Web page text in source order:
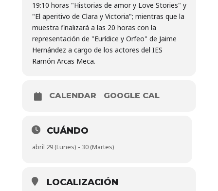
19:10 horas "Historias de amor y Love Stories" y
"El aperitivo de Clara y Victoria"; mientras que la
muestra finalizará a las 20 horas con la
representación de "Eurídice y Orfeo" de Jaime
Hernández a cargo de los actores del IES
Ramón Arcas Meca.
CALENDAR GOOGLE CAL
CUÁNDO
abril 29 (Lunes) - 30 (Martes)
LOCALIZACIÓN